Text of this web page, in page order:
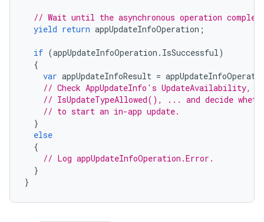
// Wait until the asynchronous operation
yield return appUpdateInfoOperation ;
if (appUpdateInfoOperation . IsSuccessful)
{
var appUpdateInfoResult =
// Check AppUpdateInfo's UpdateAvailability,
// IsUpdateTypeAllowed(), ... and decide
// to start an in-app update.
}
else
{
// Log appUpdateInfoOperation.Error.
}
}